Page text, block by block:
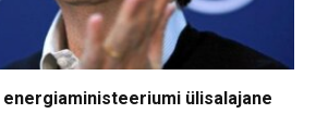
energiaministeeriumi ülisalajane